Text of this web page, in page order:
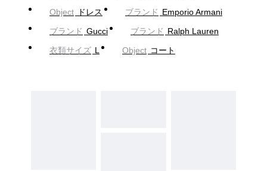
Object
ドレス ブランド Emporio Armani
ブランド Gucci ブランド Ralph Lauren
衣類サイズ L Object コート